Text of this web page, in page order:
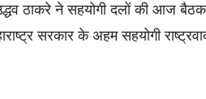
ठाकरे ने सहयोगी दलों की आज
सरकार के अहम सहयोगी